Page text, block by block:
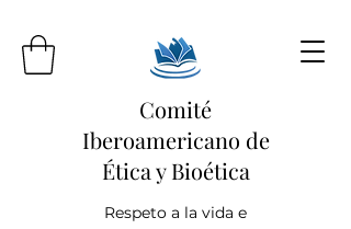
Comité
Iberoamericano de
Ética y Bioética
Respeto a la vida e